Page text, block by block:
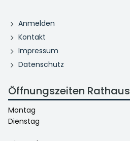
Anmelden
Kontakt
Impressum
Datenschutz
Öffnungszeiten Rathaus
Montag
Dienstag